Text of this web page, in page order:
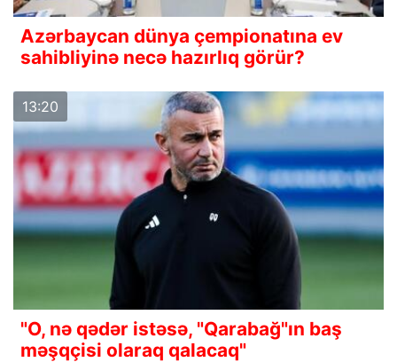
Azərbaycan dünya çempionatına ev
sahibliyinə necə hazırlıq görür?
13:20
"O, nə qədər istəsə, "Qarabağ"ın baş
məşqçisi olaraq qalacaq"